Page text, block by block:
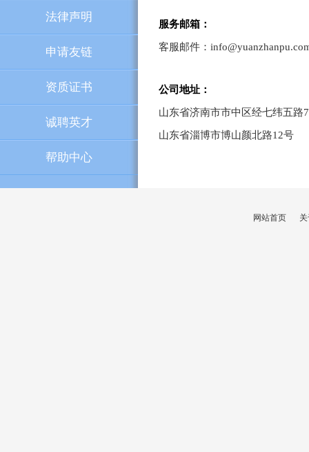
法律声明
申请友链
资质证书
诚聘英才
帮助中心
服务邮箱：
客服邮件：
公司地址：
山东省济南市市中区经七纬五路
山东省淄博市博山颜北路12号
网站首页